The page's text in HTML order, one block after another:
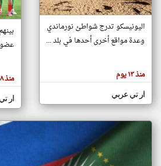
اخبار جزر
أهم اخبار
هنا عن
وجهة
كاتبيها.
اليونيسكو تدرج شواطئ نورماندي
وعدة مواقع أخرى أحدها في بلد ...
منذ ١٣ يوم
ار تي عربي
منذ ٢٨ يوم
ار